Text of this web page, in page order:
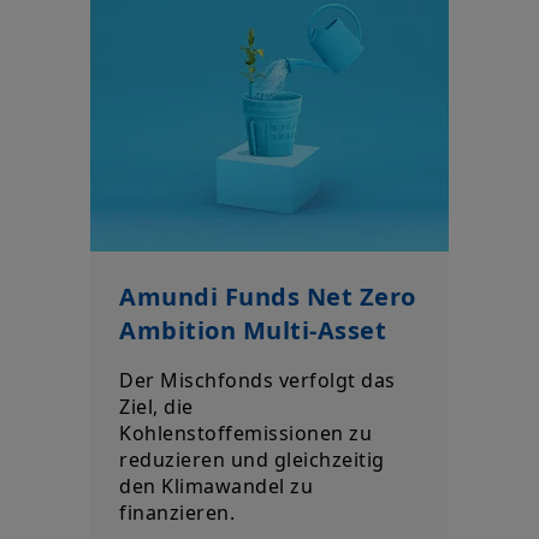
Amundi Funds Net Zero
Ambition Multi-Asset
Der Mischfonds verfolgt das
Ziel, die
Kohlenstoffemissionen zu
reduzieren und gleichzeitig
den Klimawandel zu
finanzieren.